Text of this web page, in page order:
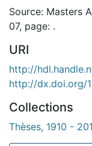
Source: Masters
07, page: .
URI
http://
http://dx.doi.org/
Collections
Thèses, 1910 -